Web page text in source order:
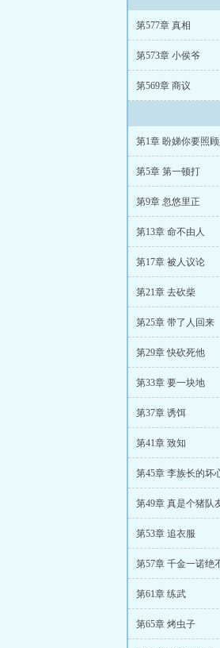
第577章 真相
第573章 小侯爷
第569章 商议
第1章 盼娣你要照
第5章 第一顿打
第9章 忽悠里正
第13章 命不由人
第17章 被人议论
第21章 去砍柴
第25章 带了人回来
第29章 快砍死他
第33章 要一块地
第37章 诱饵
第41章 致知
第45章 李族长的坏
第49章 真是个猪队
第53章 追衣服
第57章 千金一诺绝
第61章 练武
第65章 烤虫子